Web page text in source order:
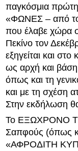
παγκόσμια
«ΦΩΝΕΣ – από το
που έλαβε χώρα
Πεκίνο τον
εξηγείται και
ως αρχή και βάση
όπως και τη
και με τη σχέση
Στην εκδήλωση
Το ΕΞΩΧΡΟΝΟ ΤΗ
Σαπφούς (όπως
«ΑΦΡΟΔΙΤΗ